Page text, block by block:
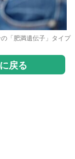
「肥満遺伝子」タイプ
戻る